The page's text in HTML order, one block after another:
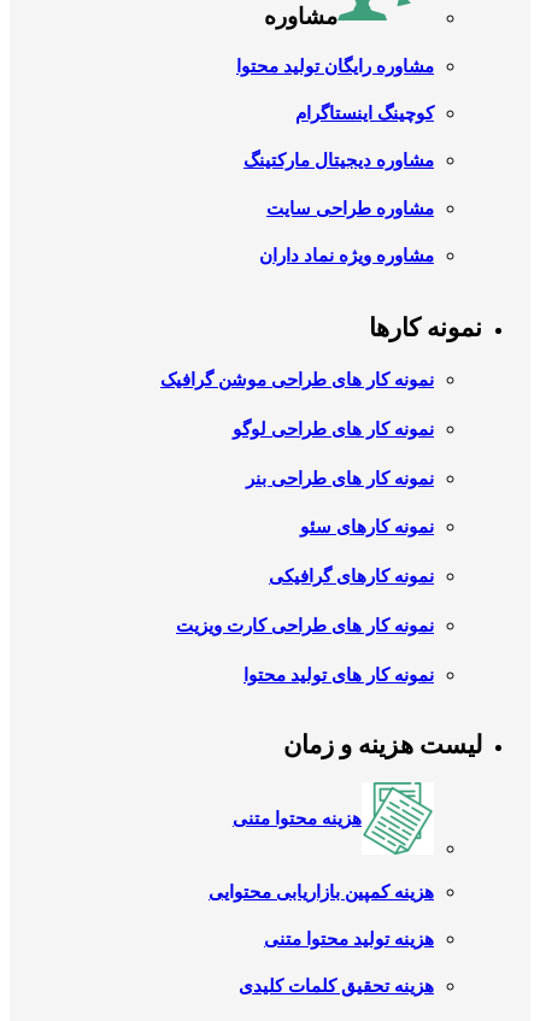
مشاوره
مشاوره رایگان تولید محتوا
کوچینگ اینستاگرام
مشاوره دیجیتال مارکتینگ
مشاوره طراحی سایت
مشاوره ویژه نماد داران
نمونه کارها
نمونه کار های طراحی موشن گرافیک
نمونه کار های طراحی لوگو
نمونه کار های طراحی بنر
نمونه کارهای سئو
نمونه کارهای گرافیکی
نمونه کار های طراحی کارت ویزیت
نمونه کار های تولید محتوا
لیست هزینه و زمان
هزینه محتوا متنی
هزینه کمپین بازاریابی محتوایی
هزینه تولید محتوا متنی
هزینه تحقیق کلمات کلیدی